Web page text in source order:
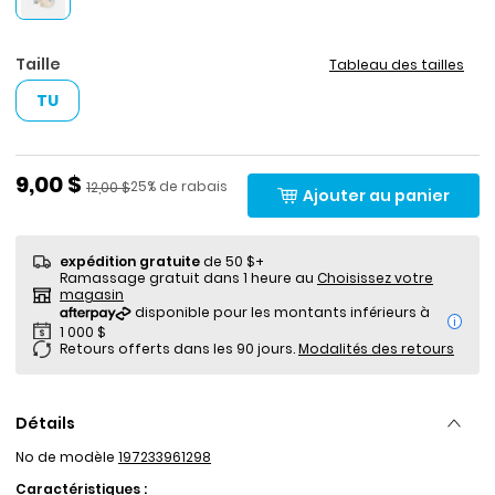
Taille Tableau des tailles
TU
Prix de solde
9,00 $ Pourcentage de rabais
25% de rabais
Prix ​​de détail suggéré par le fabricant
12,00 $ Ajouter au panier
expédition gratuitede 50 $+
Ramassage gratuit dans 1 heure au Choisissez votre
magasin
i
Retours offerts dans les 90 jours.Modalités des retours
Détails
No de modèle 197233961298
Caractéristiques :